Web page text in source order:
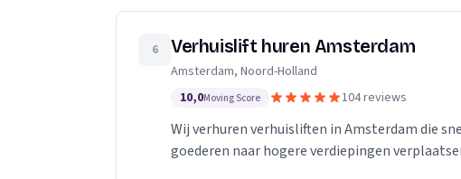
6 Verhuislift huren Amsterdam
Amsterdam, Noord-Holland
10,0Moving Score 104 reviews
Wij verhuren verhuisliften in Amsterdam die
goederen naar hogere verdiepingen